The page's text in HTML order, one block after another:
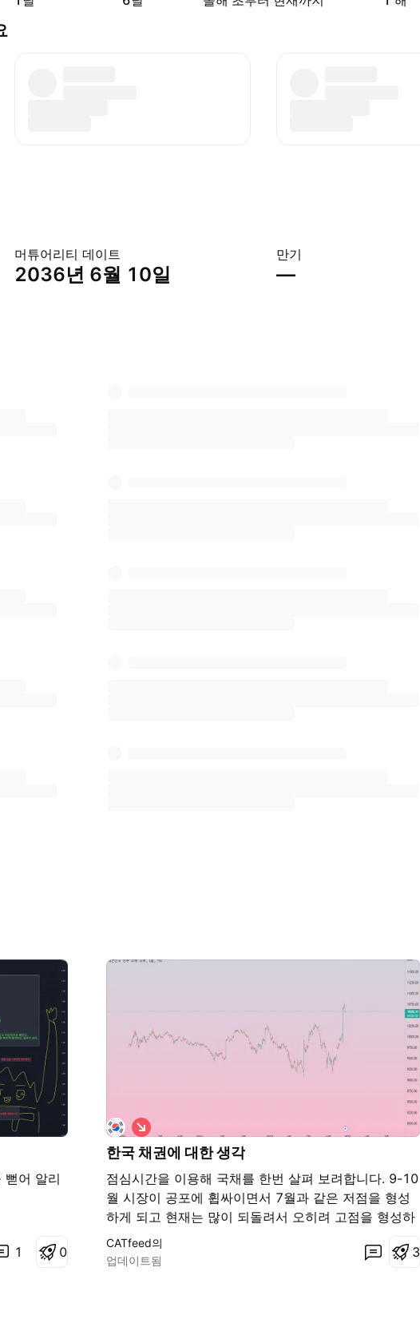
머튜어리티 데이트
2036년 6월 10일
만기
—
뻗어 알리
1 0
한국 채권에 대한 생각
점심시간을 이용해 국채를 한번 살펴 보려합니다. 9-10
월 시장이 공포에 휩싸이면서 7월과 같은 저점을 형성
하게 되고 현재는 많이 되돌려서 오히려 고점을 형성하
고 있습니다. 채권에 대해 제가 아는 지식은 그저, 금리
가격은 왜 지속적으로 바뀌는거야 하면 대답할 수 있는
숏
CATfeed의
업데이트됨
3